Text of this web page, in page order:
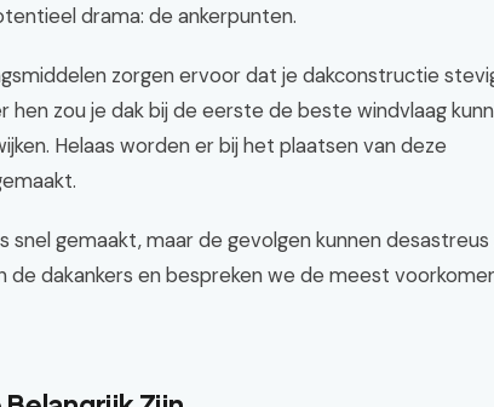
drama: de ankerpunten.
zorgen ervoor dat je dakconstructie
zou je dak bij de eerste de beste windvlaag
Helaas worden er bij het plaatsen van deze
snel gemaakt, maar de gevolgen kunnen desastreus
de dakankers en bespreken we de meest